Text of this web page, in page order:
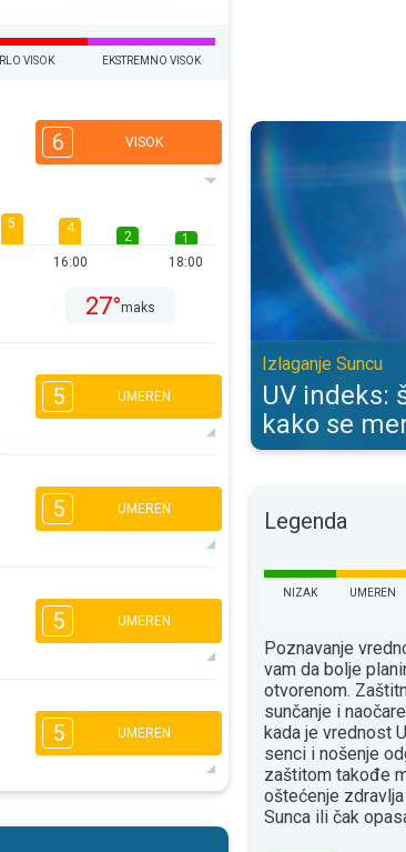
VISOK EKSTREMNO VISOK
6 VISOK
5 4
16:00
2
1
18:00
27°maks
5 UMEREN
16:00
2
1
18:00
5 UMEREN
16:00
1
18:00
5 UMEREN
16:00
2
2
18:00
5 UMEREN
2
2
UV indeks: šta
Izlaganje Suncu
UV indeks:
kako se
Legenda
NIZAK UMEREN
Poznavanje
vam da bolje
otvorenom.
sunčanje i
kada je vrednost
senci i nošenje
zaštitom takođe
oštećenje
Sunca ili čak